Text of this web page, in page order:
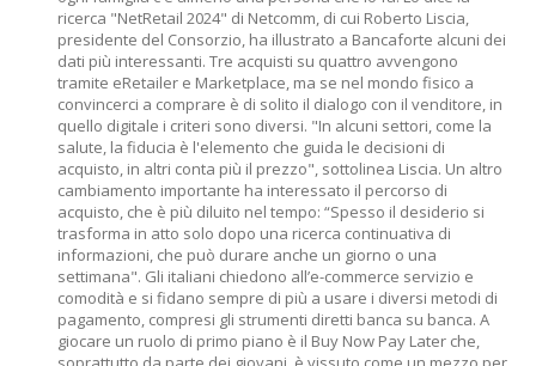
ricerca "NetRetail 2024" di Netcomm, di cui Roberto Liscia,
presidente del Consorzio, ha illustrato a Bancaforte alcuni dei
dati più interessanti. Tre acquisti su quattro avvengono
tramite eRetailer e Marketplace, ma se nel mondo fisico a
convincerci a comprare è di solito il dialogo con il venditore, in
quello digitale i criteri sono diversi. "In alcuni settori, come la
salute, la fiducia è l'elemento che guida le decisioni di
acquisto, in altri conta più il prezzo", sottolinea Liscia. Un altro
cambiamento importante ha interessato il percorso di
acquisto, che è più diluito nel tempo: “Spesso il desiderio si
trasforma in atto solo dopo una ricerca continuativa di
informazioni, che può durare anche un giorno o una
settimana". Gli italiani chiedono all’e-commerce servizio e
comodità e si fidano sempre di più a usare i diversi metodi di
pagamento, compresi gli strumenti diretti banca su banca. A
giocare un ruolo di primo piano è il Buy Now Pay Later che,